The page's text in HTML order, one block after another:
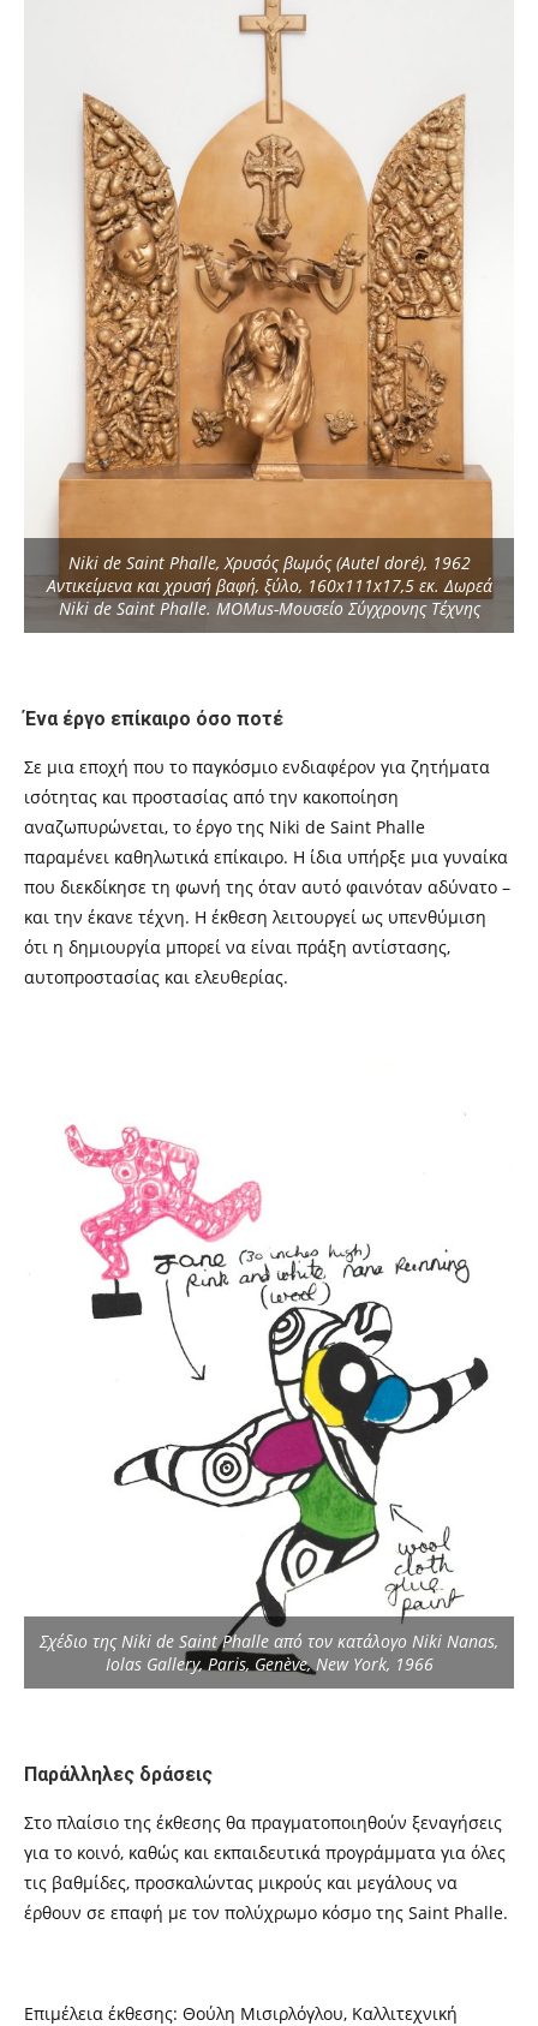
Niki de Saint Phalle, Χρυσός βωμός (Autel doré), 1962
Αντικείμενα και χρυσή βαφή, ξύλο, 160x111x17,5 εκ. Δωρεά
Niki de Saint Phalle. ΜΟΜus-Μουσείο Σύγχρονης Τέχνης
Ένα έργο επίκαιρο όσο ποτέ
Σε μια εποχή που το παγκόσμιο ενδιαφέρον για ζητήματα
ισότητας και προστασίας από την κακοποίηση
αναζωπυρώνεται, το έργο της Niki de Saint Phalle
παραμένει καθηλωτικά επίκαιρο. Η ίδια υπήρξε μια γυναίκα
που διεκδίκησε τη φωνή της όταν αυτό φαινόταν αδύνατο –
και την έκανε τέχνη. Η έκθεση λειτουργεί ως υπενθύμιση
ότι η δημιουργία μπορεί να είναι πράξη αντίστασης,
αυτοπροστασίας και ελευθερίας.
Σχέδιο της Niki de Saint Phalle από τον κατάλογο Niki Nanas,
Iolas Gallery, Paris, Genève, New York, 1966
Παράλληλες δράσεις
Στο πλαίσιο της έκθεσης θα πραγματοποιηθούν ξεναγήσεις
για το κοινό, καθώς και εκπαιδευτικά προγράμματα για όλες
τις βαθμίδες, προσκαλώντας μικρούς και μεγάλους να
έρθουν σε επαφή με τον πολύχρωμο κόσμο της Saint Phalle.
Επιμέλεια έκθεσης: Θούλη Μισιρλόγλου, Καλλιτεχνική